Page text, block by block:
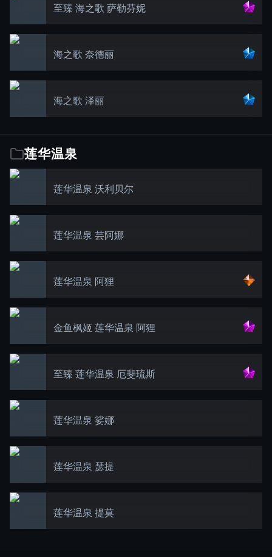
至臻 海之歌 萨勒芬妮
海之歌 奈德丽
海之歌 泽丽
莲华温泉
莲华温泉 沃利贝尔
莲华温泉 芸阿娜
莲华温泉 阿狸
金鱼枫姬 莲华温泉 阿狸
至臻 莲华温泉 厄斐琉斯
莲华温泉 娑娜
莲华温泉 瑟提
莲华温泉 提莫